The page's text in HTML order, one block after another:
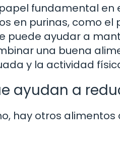
fundamental en
en purinas, como el
puede ayudar a
una buena
y la actividad
ayudan a
hay otros